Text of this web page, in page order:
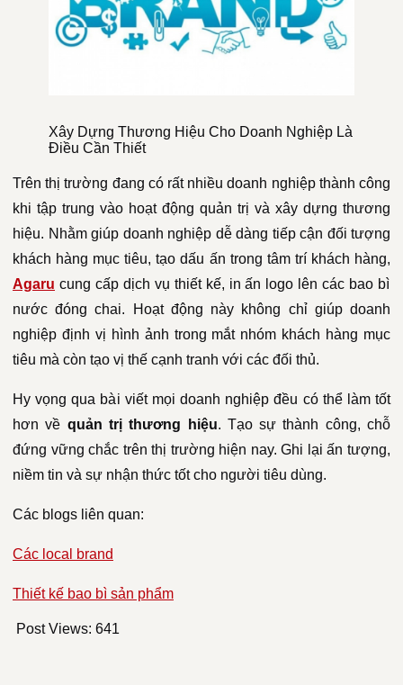
Xây Dựng Thương Hiệu Cho Doanh Nghiệp Là
Điều Cần Thiết
Trên thị trường đang có rất nhiều doanh nghiệp thành công
khi tập trung vào hoạt động quản trị và xây dựng thương
hiệu. Nhằm giúp doanh nghiệp dễ dàng tiếp cận đối tượng
khách hàng mục tiêu, tạo dấu ấn trong tâm trí khách hàng,
Agaru cung cấp dịch vụ thiết kế, in ấn logo lên các bao bì
nước đóng chai. Hoạt động này không chỉ giúp doanh
nghiệp định vị hình ảnh trong mắt nhóm khách hàng mục
tiêu mà còn tạo vị thế cạnh tranh với các đối thủ.
Hy vọng qua bài viết mọi doanh nghiệp đều có thể làm tốt
hơn về quản trị thương hiệu. Tạo sự thành công, chỗ
đứng vững chắc trên thị trường hiện nay. Ghi lại ấn tượng,
niềm tin và sự nhận thức tốt cho người tiêu dùng.
Các blogs liên quan:
Các local brand
Thiết kế bao bì sản phẩm
Post Views: 641